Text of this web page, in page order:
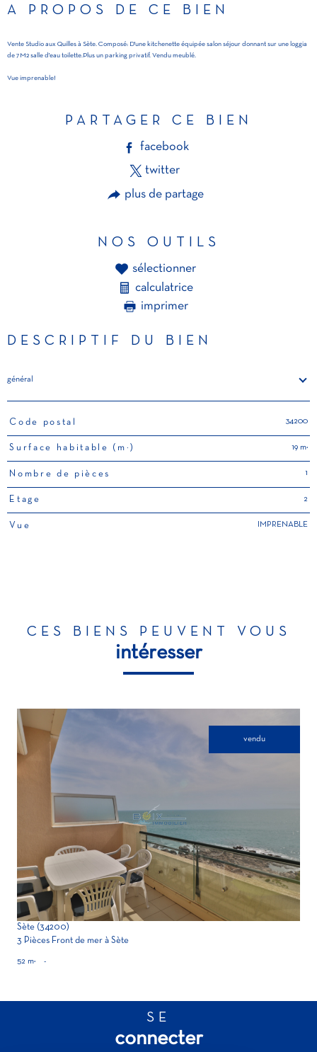
A PROPOS DE CE BIEN
Vente Studio aux Quilles à Sète. Composé: D'une kitchenette équipée salon séjour donnant sur une loggia
de 7M2 salle d'eau toilette.Plus un parking privatif. Vendu meublé.
Vue imprenable!
PARTAGER CE BIEN
facebook
twitter
plus de partage
NOS OUTILS
sélectionner
calculatrice
imprimer
DESCRIPTIF DU BIEN
général
TRAD_PAMPERO_Caracteristique
Code postal 34200
Surface habitable (m²) 19 m²
Nombre de pièces 1
Etage 2
Vue IMPRENABLE
CES BIENS PEUVENT VOUS
intéresser
vendu
voir le bien
Sète (34200)
3 Pièces Front de mer à Sète
52 m² -
SE
connecter